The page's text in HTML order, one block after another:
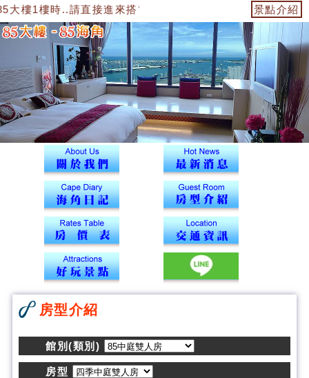
1樓時..請直接進來搭電梯到12樓43號海角辦公室找我們
景點介紹
房型介紹
館別(類別)
房型